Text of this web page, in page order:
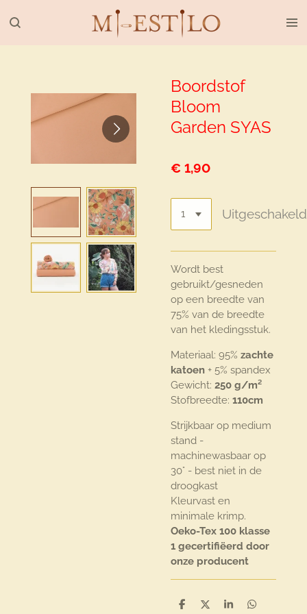
direct
Boordstof
Bloom
Garden SYAS
€ 1,90
Uitgeschakeld
Wordt best
gebruikt/gesneden
op een breedte van
75% van de breedte
van het kledingsstuk.
Materiaal: 95% zachte
katoen + 5% spandex
Gewicht: 250 g/m²
Stofbreedte: 110cm
Strijkbaar op medium
stand -
machinewasbaar op
30° - best niet in de
droogkast
Kleurvast en
minimale krimp.
Oeko-Tex 100 klasse
1 gecertifiëerd door
onze producent
D
D
S
D